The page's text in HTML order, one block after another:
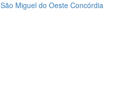
São Miguel do Oeste Concórdia